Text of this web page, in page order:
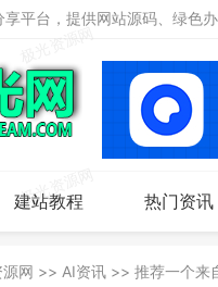
平台，提供网站源码、绿色
建站教程 热门资讯
网 >> AI资讯 >> 推荐一个来